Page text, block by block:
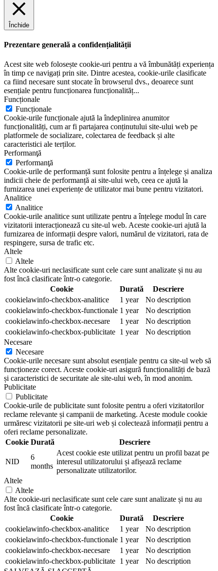
Închide
Prezentare generală a confidențialității
Acest site web folosește cookie-uri pentru a vă îmbunătăți experiența
în timp ce navigați prin site. Dintre acestea, cookie-urile clasificate
ca fiind necesare sunt stocate în browserul dvs., deoarece sunt
esențiale pentru funcționarea funcționalităț...
Funcționale
Funcționale
Cookie-urile funcționale ajută la îndeplinirea anumitor
funcționalități, cum ar fi partajarea conținutului site-ului web pe
platformele de socializare, colectarea de feedback și alte
caracteristici ale terților.
Performanţă
Performanţă
Cookie-urile de performanță sunt folosite pentru a înțelege și analiza
indicii cheie de performanță ai site-ului web, ceea ce ajută la
furnizarea unei experiențe de utilizator mai bune pentru vizitatori.
Analitice
Analitice
Cookie-urile analitice sunt utilizate pentru a înțelege modul în care
vizitatorii interacționează cu site-ul web. Aceste cookie-uri ajută la
furnizarea de informații despre valori, numărul de vizitatori, rata de
respingere, sursa de trafic etc.
Altele
Altele
Alte cookie-uri neclasificate sunt cele care sunt analizate și nu au
fost încă clasificate într-o categorie.
Cookie
Durată
Descriere
cookielawinfo-checkbox-analitice
1 year
No description
cookielawinfo-checkbox-functionale 1 year
No description
cookielawinfo-checkbox-necesare
1 year
No description
cookielawinfo-checkbox-publicitate 1 year
No description
Necesare
Necesare
Cookie-urile necesare sunt absolut esențiale pentru ca site-ul web să
funcționeze corect. Aceste cookie-uri asigură funcționalități de bază
și caracteristici de securitate ale site-ului web, în mod anonim.
Publicitate
Publicitate
Cookie-urile de publicitate sunt folosite pentru a oferi vizitatorilor
reclame relevante și campanii de marketing. Aceste module cookie
urmăresc vizitatorii pe site-uri web și colectează informații pentru a
oferi reclame personalizate.
Cookie Durată Descriere
NID
6
months
Acest cookie este utilizat pentru un profil bazat pe
interesul utilizatorului și afișează reclame
personalizate utilizatorilor.
Altele
Altele
Alte cookie-uri neclasificate sunt cele care sunt analizate și nu au
fost încă clasificate într-o categorie.
Cookie
Durată
Descriere
cookielawinfo-checkbox-analitice
1 year
No description
cookielawinfo-checkbox-functionale 1 year
No description
cookielawinfo-checkbox-necesare
1 year
No description
cookielawinfo-checkbox-publicitate 1 year
No description